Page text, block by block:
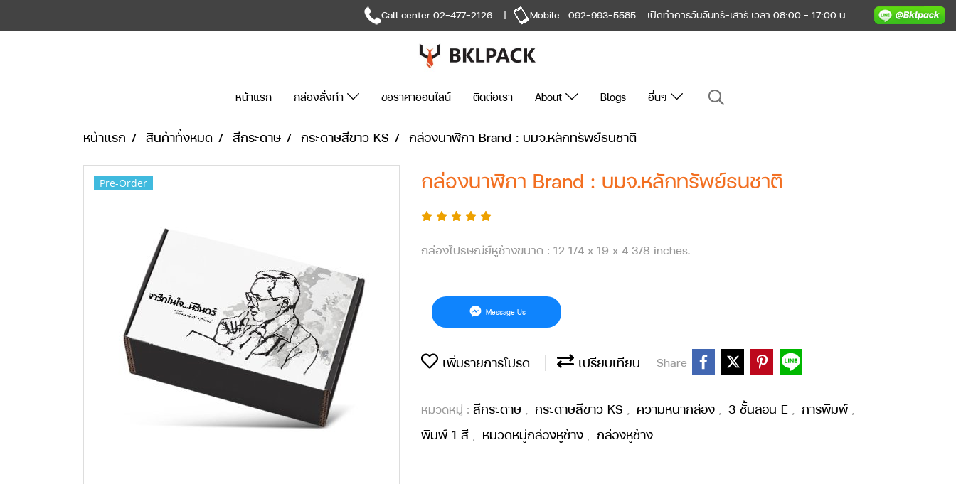
Call center 02-477-2126 | Mobile 092-993-5585 เปิดทำการวันจันทร์-เสาร์ เวลา 08:00 - 17:00 น.
หน้าแรก กล่องสั่งทำ ขอราคาออนไลน์ ติดต่อเรา About Blogs อื่นๆ
หน้าแรก สินค้าทั้งหมด สีกระดาษ กระดาษสีขาว KS กล่องนาฬิกา Brand : บมจ.หลักทรัพย์ธนชาติ
Pre-Order กล่องนาฬิกา Brand : บมจ.หลักทรัพย์ธนชาติ
กล่องไปรษณีย์หูช้างขนาด : 12 1/4 x 19 x 4 3/8 inches.
Message Us
เพิ่มรายการโปรด เปรียบเทียบ Share
หมวดหมู่ : สีกระดาษ , กระดาษสีขาว KS , ความหนากล่อง , 3 ชั้นลอน E , การพิมพ์ ,
พิมพ์ 1 สี , หมวดหมู่กล่องหูช้าง , กล่องหูช้าง